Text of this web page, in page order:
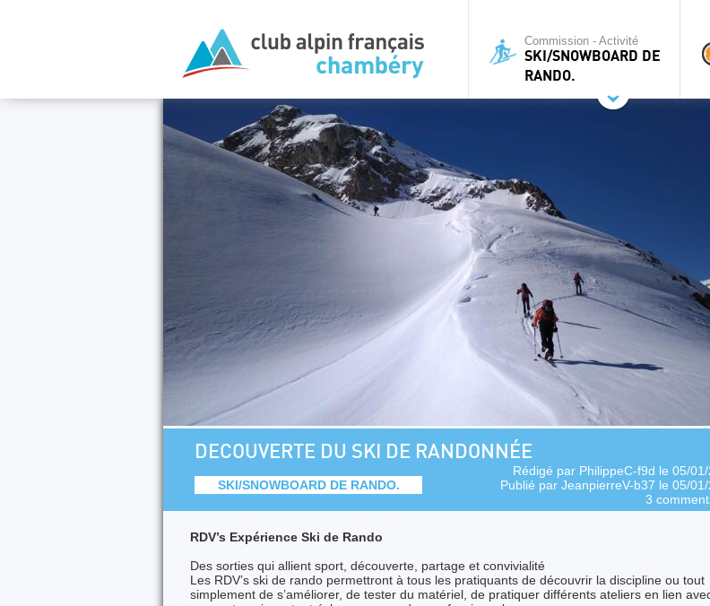
Commission - Activité
SKI/SNOWBOARD DE
RANDO.
DECOUVERTE DU SKI DE RANDONNÉE
SKI/SNOWBOARD DE RANDO.
Rédigé par PhilippeC-f9d le 05/
Publié par JeanpierreV-b37 le 05/
3
RDV’s Expérience Ski de Rando
Des sorties qui allient sport, découverte, partage et convivialité
Les RDV’s ski de rando permettront à tous les pratiquants de découvrir la discipline ou tout
simplement de s’améliorer, de tester du matériel, de pratiquer différents ateliers en lien